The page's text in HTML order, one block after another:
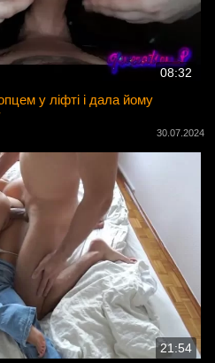
08:32
у ліфті і дала йому
30.07.2024
21:54